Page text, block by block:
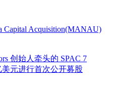
Capital Acquisition(MANAU)
创始人牵头的 SPAC 7
元进行首次公开募股